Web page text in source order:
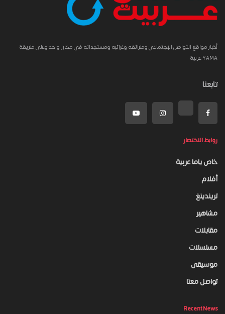
أخبار مواقع التواصل الإجتماعي وطرائفه وغرائبه ومستجداته في مكان واحد وعلى طريقة
YAMA عربية
تابعنا
روابط الاختصار
خاص ياما عربية
أفلام
تريندينغ
مشاهير
مقابلات
مسلسلات
موسيقى
تواصل معنا
Recent News